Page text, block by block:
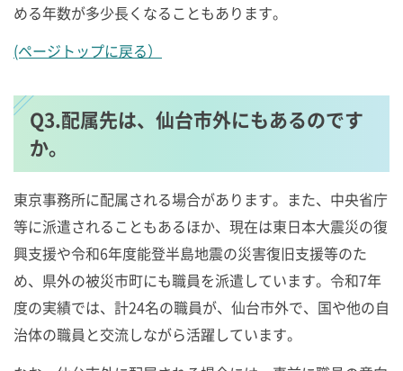
める年数が多少長くなることもあります。
(ページトップに戻る）
Q3.配属先は、仙台市外にもあるのです
か。
東京事務所に配属される場合があります。また、中央省庁
等に派遣されることもあるほか、現在は東日本大震災の復
興支援や令和6年度能登半島地震の災害復旧支援等のた
め、県外の被災市町にも職員を派遣しています。令和7年
度の実績では、計24名の職員が、仙台市外で、国や他の自
治体の職員と交流しながら活躍しています。